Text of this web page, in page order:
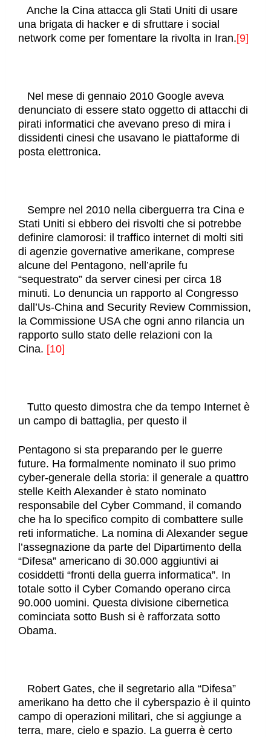
Anche la Cina attacca gli Stati Uniti di usare
una brigata di hacker e di sfruttare i social
network come per fomentare la rivolta in Iran.[9]
Nel mese di gennaio 2010 Google aveva
denunciato di essere stato oggetto di attacchi di
pirati informatici che avevano preso di mira i
dissidenti cinesi che usavano le piattaforme di
posta elettronica.
Sempre nel 2010 nella ciberguerra tra Cina e
Stati Uniti si ebbero dei risvolti che si potrebbe
definire clamorosi: il traffico internet di molti siti
di agenzie governative amerikane, comprese
alcune del Pentagono, nell’aprile fu
“sequestrato” da server cinesi per circa 18
minuti. Lo denuncia un rapporto al Congresso
dall’Us-China and Security Review Commission,
la Commissione USA che ogni anno rilancia un
rapporto sullo stato delle relazioni con la
Cina. [10]
Tutto questo dimostra che da tempo Internet è
un campo di battaglia, per questo il
Pentagono si sta preparando per le guerre
future. Ha formalmente nominato il suo primo
cyber-generale della storia: il generale a quattro
stelle Keith Alexander è stato nominato
responsabile del Cyber Command, il comando
che ha lo specifico compito di combattere sulle
reti informatiche. La nomina di Alexander segue
l’assegnazione da parte del Dipartimento della
“Difesa” americano di 30.000 aggiuntivi ai
cosiddetti “fronti della guerra informatica”. In
totale sotto il Cyber Comando operano circa
90.000 uomini. Questa divisione cibernetica
cominciata sotto Bush si è rafforzata sotto
Obama.
Robert Gates, che il segretario alla “Difesa”
amerikano ha detto che il cyberspazio è il quinto
campo di operazioni militari, che si aggiunge a
terra, mare, cielo e spazio. La guerra è certo